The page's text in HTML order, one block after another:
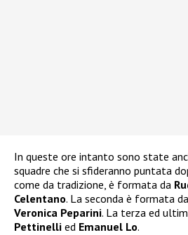
In queste ore intanto sono state
squadre che si sfideranno puntata
come da tradizione, è formata da
Celentano. La seconda è formata da
Veronica Peparini. La terza ed
Pettinelli ed Emanuel Lo.